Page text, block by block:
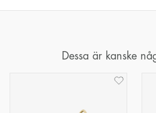
Dessa är kanske